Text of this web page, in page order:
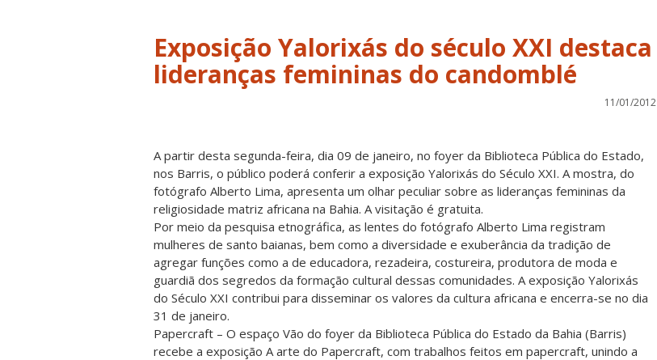
Exposição Yalorixás do século XXI destaca
lideranças femininas do candomblé
11/01/2012
A partir desta segunda-feira, dia 09 de janeiro, no foyer da Biblioteca Pública do Estado,
nos Barris, o público poderá conferir a exposição Yalorixás do Século XXI. A mostra, do
fotógrafo Alberto Lima, apresenta um olhar peculiar sobre as lideranças femininas da
religiosidade matriz africana na Bahia. A visitação é gratuita.
Por meio da pesquisa etnográfica, as lentes do fotógrafo Alberto Lima registram
mulheres de santo baianas, bem como a diversidade e exuberância da tradição de
agregar funções como a de educadora, rezadeira, costureira, produtora de moda e
guardiã dos segredos da formação cultural dessas comunidades. A exposição Yalorixás
do Século XXI contribui para disseminar os valores da cultura africana e encerra-se no dia
31 de janeiro.
Papercraft – O espaço Vão do foyer da Biblioteca Pública do Estado da Bahia (Barris)
recebe a exposição A arte do Papercraft, com trabalhos feitos em papercraft, unindo a